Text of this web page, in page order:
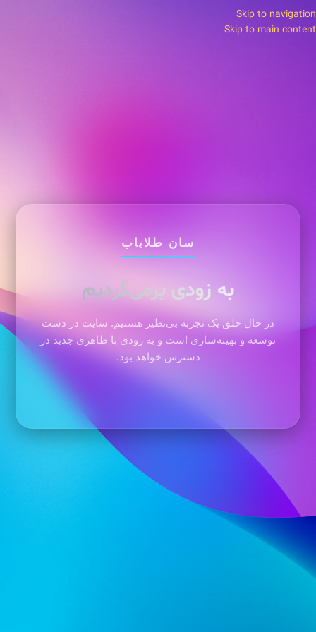
Skip to navigation
Skip to main content
سان طلایاب
به زودی برمی‌گردیم
در حال خلق یک تجربه بی‌نظیر هستیم. سایت در دست
توسعه و بهینه‌سازی است و به زودی با ظاهری جدید در
دسترس خواهد بود.